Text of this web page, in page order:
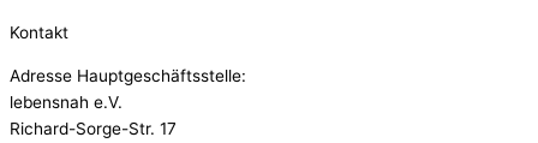
Kontakt
Adresse Hauptgeschäftsstelle:
lebensnah e.V.
Richard-Sorge-Str. 17